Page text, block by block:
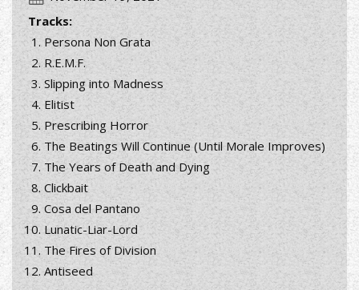
Tracks:
Persona Non Grata
R.E.M.F.
Slipping into Madness
Elitist
Prescribing Horror
The Beatings Will Continue (Until Morale Improves)
The Years of Death and Dying
Clickbait
Cosa del Pantano
Lunatic-Liar-Lord
The Fires of Division
Antiseed